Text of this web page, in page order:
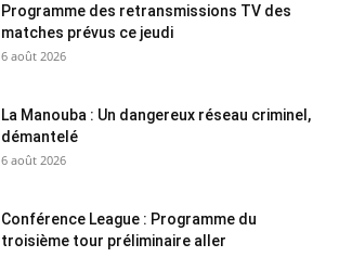
Programme des retransmissions TV des
matches prévus ce jeudi
6 août 2026
La Manouba : Un dangereux réseau criminel,
démantelé
6 août 2026
Conférence League : Programme du
troisième tour préliminaire aller